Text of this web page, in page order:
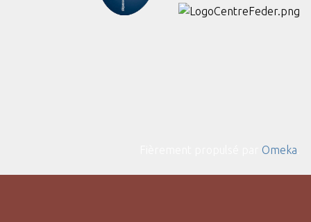
Omeka